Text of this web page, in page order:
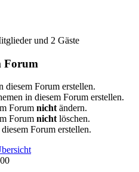
und 2 Gäste
Forum
diesem Forum erstellen.
in diesem Forum erstellen.
Forum nicht ändern.
Forum nicht löschen.
Forum erstellen.